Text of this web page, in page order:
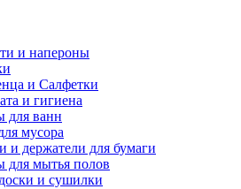
и напероны
и Салфетки
и гигиена
для ванн
мусора
и держатели для бумаги
для мытья полов
и сушилки